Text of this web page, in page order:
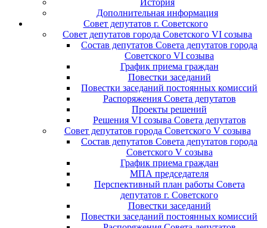
История
Дополнительная информация
Совет депутатов г. Советского
Совет депутатов города Советского VI созыва
Состав депутатов Совета депутатов города
Советского VI созыва
График приема граждан
Повестки заседаний
Повестки заседаний постоянных комиссий
Распоряжения Совета депутатов
Проекты решений
Решения VI созыва Совета депутатов
Совет депутатов города Советского V созыва
Состав депутатов Совета депутатов города
Советского V созыва
График приема граждан
МПА председателя
Перспективный план работы Совета
депутатов г. Советского
Повестки заседаний
Повестки заседаний постоянных комиссий